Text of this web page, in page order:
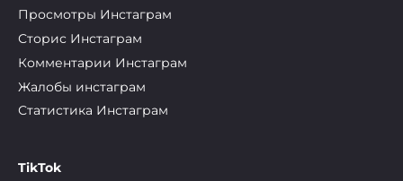
Просмотры Инстаграм
Сторис Инстаграм
Комментарии Инстаграм
Жалобы инстаграм
Статистика Инстаграм
TikTok